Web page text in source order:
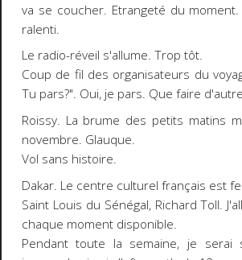
va se coucher. Etrangeté du
ralenti.
Le radio-réveil s'allume. Trop tôt.
Coup de fil des organisateurs du
Tu pars?". Oui, je pars. Que faire
Roissy. La brume des petits matins
novembre. Glauque.
Vol sans histoire.
Dakar. Le centre culturel français est
Saint Louis du Sénégal, Richard Toll.
chaque moment disponible.
Pendant toute la semaine, je serai